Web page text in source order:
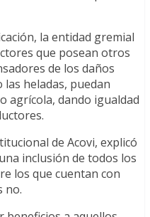
la entidad gremial
que posean otros
de los daños
heladas, puedan
agrícola, dando igualdad
de Acovi, explicó
inclusión de todos los
los que cuentan con
no.